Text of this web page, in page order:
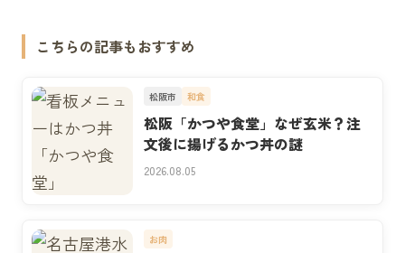
こちらの記事もおすすめ
松阪市 和食
松阪「かつや食堂」なぜ玄米？注
文後に揚げるかつ丼の謎
2026.08.05
お肉